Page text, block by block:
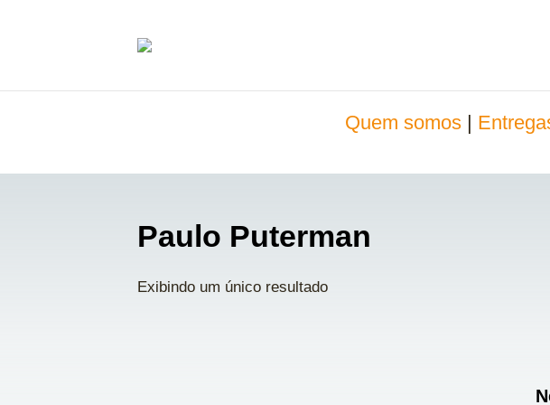
Quem somos
Paulo Puterman
Exibindo um único resultado